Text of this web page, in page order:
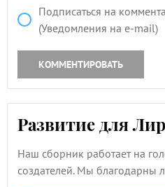
Подписаться на
(Уведомления на e-mail)
КОММЕНТИРОВАТЬ
Развитие для
Наш сборник работает на
создателей. Мы